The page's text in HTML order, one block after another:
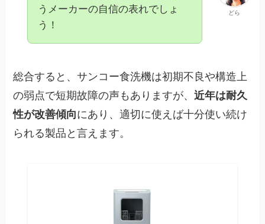
どら
うメーカーの自信の表れでしょ
う！
総合すると、サンコー食洗機は初期不良や構造上
の弱点で短期故障の声もありますが、近年は耐久
性が改善傾向にあり、適切に使えば十分使い続け
られる製品と言えます。